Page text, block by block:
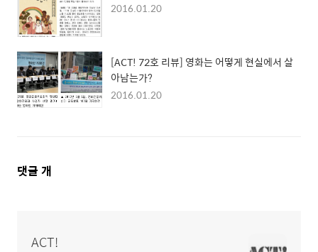
2016.01.20
[ACT! 72호 리뷰] 영화는 어떻게 현실에서 살
아남는가?
2016.01.20
댓
댓글 개
ACT!